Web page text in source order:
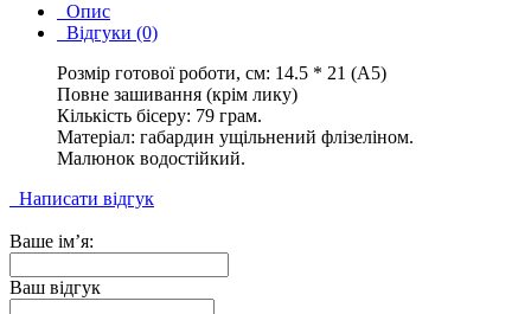
Опис
Відгуки (0)
Розмір готової роботи, см: 14.5 * 21 (А5)
Повне зашивання (крім лику)
Кількість бісеру: 79 грам.
Матеріал: габардин ущільнений флізеліном.
Малюнок водостійкий.
Написати відгук
Ваше ім’я:
Ваш відгук